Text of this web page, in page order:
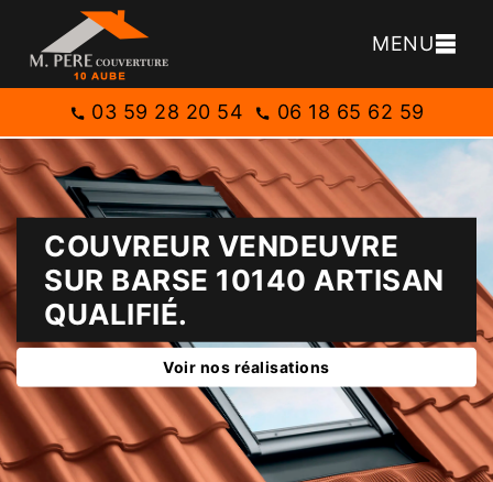
MENU
03 59 28 20 54 06 18 65 62 59
COUVREUR VENDEUVRE
SUR BARSE 10140 ARTISAN
QUALIFIÉ.
Voir nos réalisations